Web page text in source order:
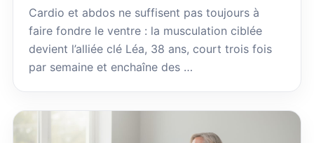
Cardio et abdos ne suffisent pas toujours à
faire fondre le ventre : la musculation ciblée
devient l’alliée clé Léa, 38 ans, court trois fois
par semaine et enchaîne des …